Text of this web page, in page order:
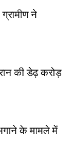
ने
की डेढ़ करोड़
के मामले में